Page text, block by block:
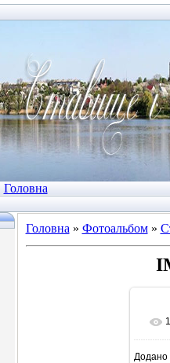
Головна
Головна » Фотоальбом»
Додано